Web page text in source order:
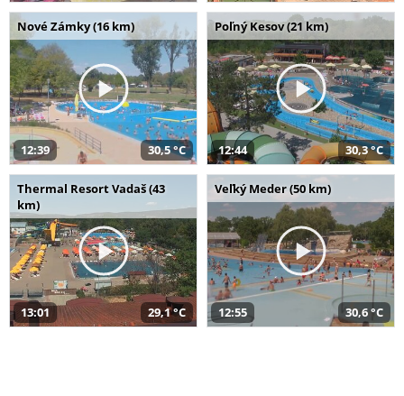
Nové Zámky (16 km)
12:39 30,5 °C
Poľný Kesov (21 km)
12:44 30,3 °C
Thermal Resort Vadaš (43
km)
13:01 29,1 °C
Veľký Meder (50 km)
12:55 30,6 °C